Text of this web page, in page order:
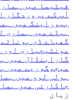
فیٹیما میں
آپ کے پروردگار
بیوراینگ میں
ہیڈے میں ہماری
گھیاے ڈی
مونٹیچیاری اور
گارابنڈال میں
میجوگوریے میں
ہولی لوو میں
جاکارئی میں
زبان